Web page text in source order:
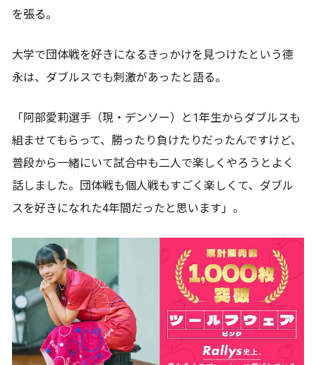
を張る。
大学で団体戦を好きになるきっかけを見つけたという德
永は、ダブルスでも刺激があったと語る。
「阿部愛莉選手（現・デンソー）と1年生からダブルスも
組ませてもらって、勝ったり負けたりだったんですけど、
普段から一緒にいて試合中も二人で楽しくやろうとよく
話しました。団体戦も個人戦もすごく楽しくて、ダブル
スを好きになれた4年間だったと思います」。